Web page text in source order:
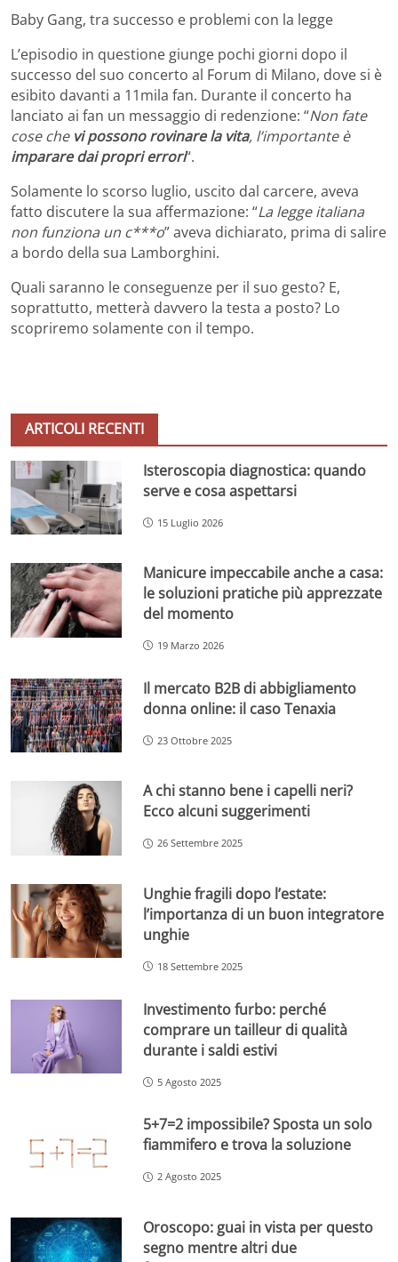
Baby Gang, tra successo e problemi con la legge
L’episodio in questione giunge pochi giorni dopo il
successo del suo concerto al Forum di Milano, dove si è
esibito davanti a 11mila fan. Durante il concerto ha
lanciato ai fan un messaggio di redenzione: “Non fate
cose che vi possono rovinare la vita, l’importante è
imparare dai propri errori“.
Solamente lo scorso luglio, uscito dal carcere, aveva
fatto discutere la sua affermazione: “La legge italiana
non funziona un c***o” aveva dichiarato, prima di salire
a bordo della sua Lamborghini.
Quali saranno le conseguenze per il suo gesto? E,
soprattutto, metterà davvero la testa a posto? Lo
scopriremo solamente con il tempo.
ARTICOLI RECENTI
Isteroscopia diagnostica: quando
serve e cosa aspettarsi
15 Luglio 2026
Manicure impeccabile anche a casa:
le soluzioni pratiche più apprezzate
del momento
19 Marzo 2026
Il mercato B2B di abbigliamento
donna online: il caso Tenaxia
23 Ottobre 2025
A chi stanno bene i capelli neri?
Ecco alcuni suggerimenti
26 Settembre 2025
Unghie fragili dopo l’estate:
l’importanza di un buon integratore
unghie
18 Settembre 2025
Investimento furbo: perché
comprare un tailleur di qualità
durante i saldi estivi
5 Agosto 2025
5+7=2 impossibile? Sposta un solo
fiammifero e trova la soluzione
2 Agosto 2025
Oroscopo: guai in vista per questo
segno mentre altri due